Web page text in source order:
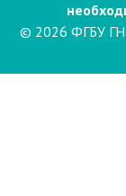
© 2026 ФГБУ